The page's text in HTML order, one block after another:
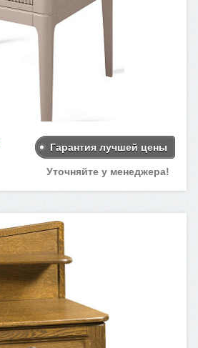
Гарантия лучшей цены
Уточняйте у менеджера!